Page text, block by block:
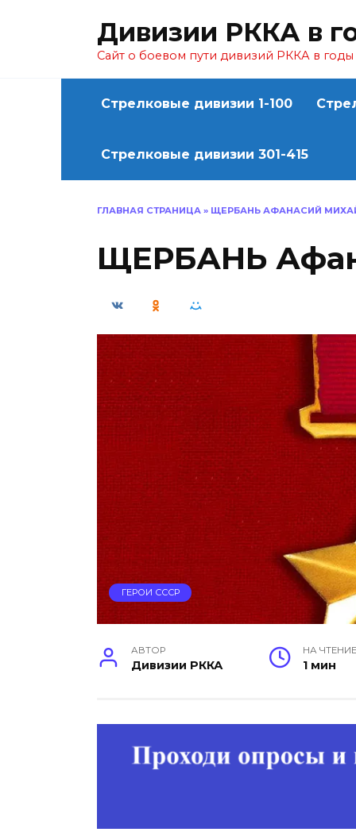
Дивизии РККА в
Сайт о боевом пути дивизий РККА в
Стрелковые дивизии 1-100
Стрелковые дивизии 301-415
ГЛАВНАЯ СТРАНИЦА » ЩЕРБАНЬ АФАНАСИЙ
ЩЕРБАНЬ
ГЕРОИ СССР
АВТОР
Дивизии РККА
НА ЧТЕНИЕ
1 мин